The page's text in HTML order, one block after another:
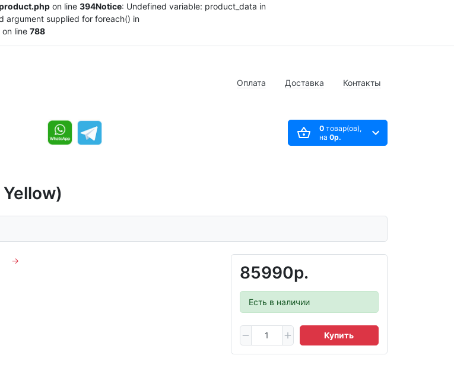
on line 394Notice: Undefined variable: product_data in
argument supplied for foreach() in
on line 788
Оплата Доставка Контакты
0товар(ов),
на 0р.
85990р.
Есть в наличии
Купить
→